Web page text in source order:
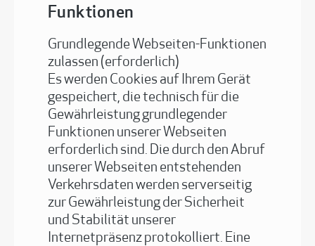
Funktionen
Grundlegende Webseiten-Funktionen
zulassen (erforderlich)
Es werden Cookies auf Ihrem Gerät
gespeichert, die technisch für die
Gewährleistung grundlegender
Funktionen unserer Webseiten
erforderlich sind. Die durch den Abruf
unserer Webseiten entstehenden
Verkehrsdaten werden serverseitig
zur Gewährleistung der Sicherheit
und Stabilität unserer
Internetpräsenz protokolliert. Eine